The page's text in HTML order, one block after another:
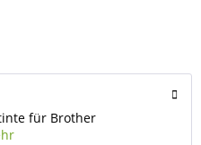
für Brother